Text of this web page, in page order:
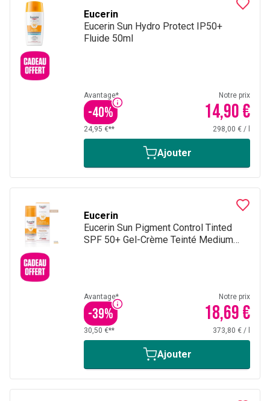
Eucerin
Eucerin Sun Hydro Protect IP50+
Fluide 50ml
Avantage*
-40%
Notre prix
14,90 €
24,95 €** 298,00 € /
Ajouter
Eucerin
Eucerin Sun Pigment Control Tinted
SPF 50+ Gel-Crème Teinté Medium
Avantage*
-39%
Notre prix
18,69 €
30,50 €** 373,80 € /
Ajouter